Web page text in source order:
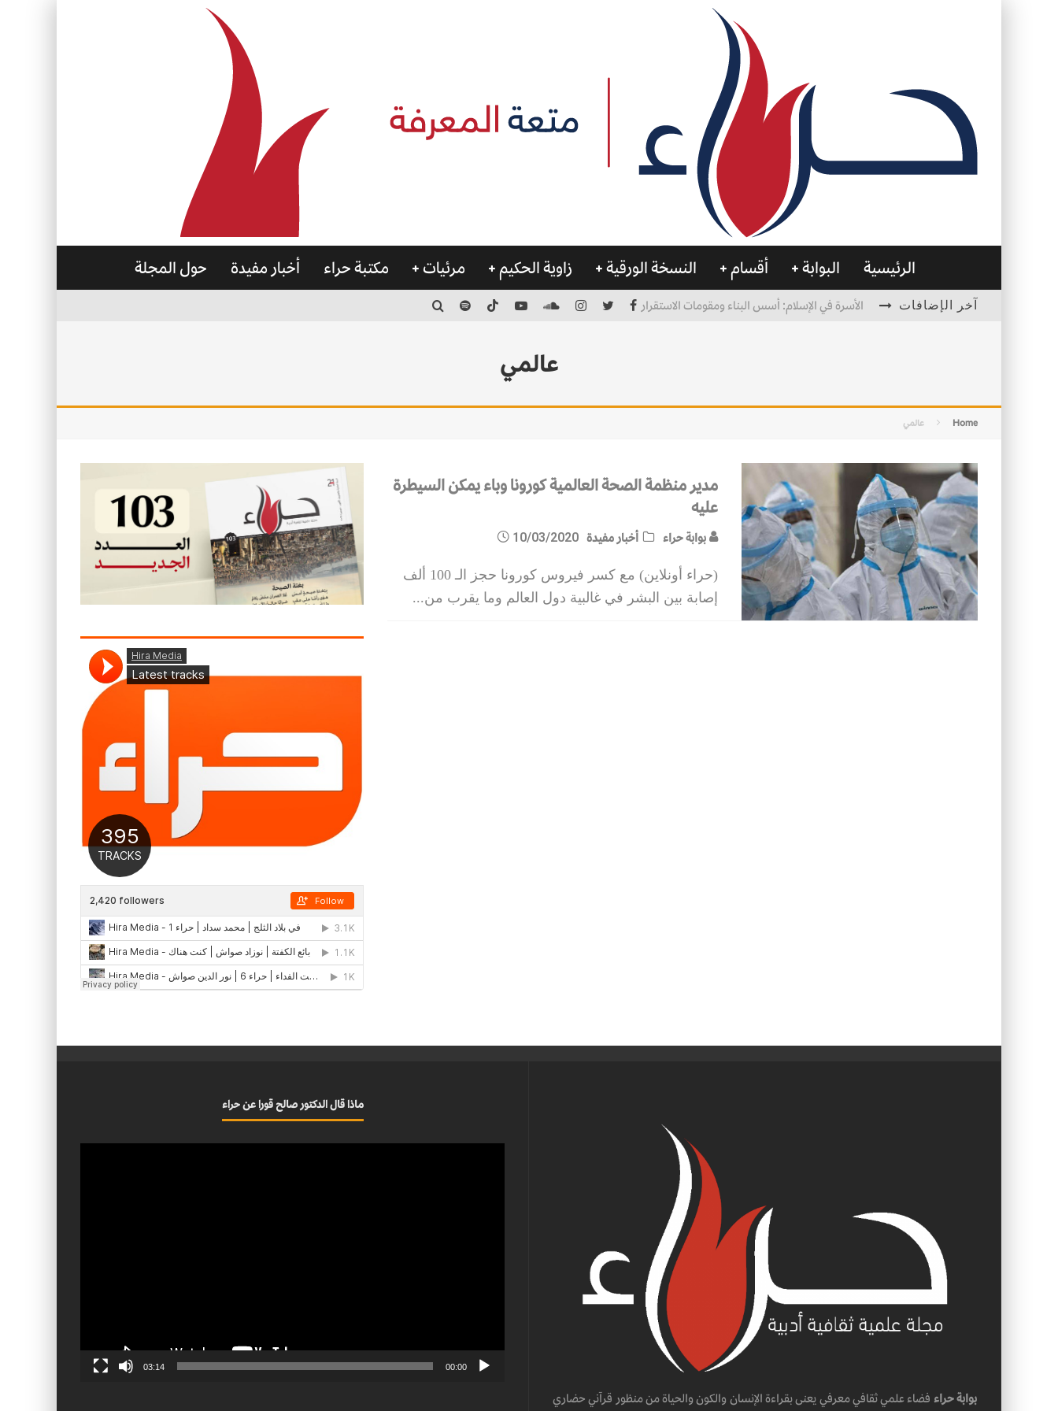
الرئيسية البوابة أقسام النسخة الورقية زاوية الحكيم مرئيات مكتبة حراء أخبار مفيدة حول المجلة
آخر الإضافات الأسرة في الإسلام: أسس البناء ومقومات الاستقرار
عالمي
Home عالمي
مدير منظمة الصحة العالمية كورونا وباء يمكن السيطرة
عليه
بوابة حراء أخبار مفيدة 10/03/2020
(حراء أونلاين) مع كسر فيروس كورونا حجز الـ 100 ألف
إصابة بين البشر في غالبية دول العالم وما يقرب من...
بوابة حراء فضاء علمي ثقافي معرفي يعنى بقراءة الإنسان والكون والحياة من منظور قرآني حضاري
ماذا قال الدكتور صالح قورا عن حراء
00:00
03:14